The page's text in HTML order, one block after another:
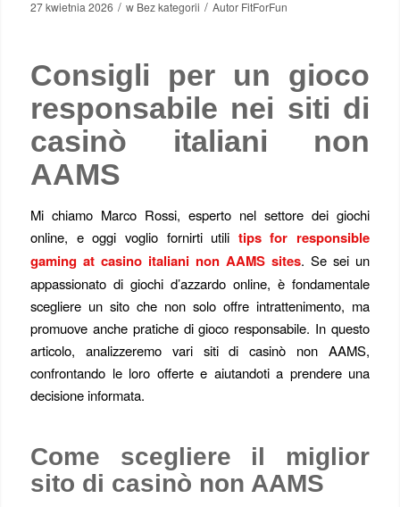
27 kwietnia 2026 / w Bez kategorii / Autor FitForFun
Consigli per un gioco
responsabile nei siti di
casinò italiani non
AAMS
Mi chiamo Marco Rossi, esperto nel settore dei giochi
online, e oggi voglio fornirti utili tips for responsible
gaming at casino italiani non AAMS sites. Se sei un
appassionato di giochi d’azzardo online, è fondamentale
scegliere un sito che non solo offre intrattenimento, ma
promuove anche pratiche di gioco responsabile. In questo
articolo, analizzeremo vari siti di casinò non AAMS,
confrontando le loro offerte e aiutandoti a prendere una
decisione informata.
Come scegliere il miglior
sito di casinò non AAMS